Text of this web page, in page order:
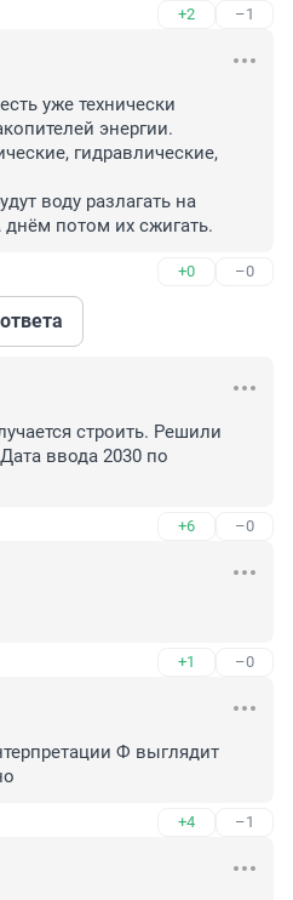
+2 –1
уже технически
энергии.
гидравлические,
воду разлагать на
потом их сжигать.
+0 –0
строить. Решили
ввода 2030 по
+6 –0
+1 –0
Ф выглядит
+4 –1